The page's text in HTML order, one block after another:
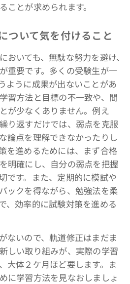
ことが求められます。
ついて気を付けること
いても、無駄な努力を避け、
重要です。多くの受験生が一
ように成果が出ないことがあ
習方法と目標の不一致や、間
が少なくありません。例え
り返すだけでは、弱点を克服
論点を理解できなかったりし
を進めるためには、まず合格
明確にし、自分の弱点を把握
です。また、定期的に模試や
ックを得ながら、勉強法を柔
、効率的に試験対策を進める
ないので、軌道修正はまだま
しい取り組みが、実際の学習
大体２ケ月ほど要します。ま
に学習方法を見なおしましょ